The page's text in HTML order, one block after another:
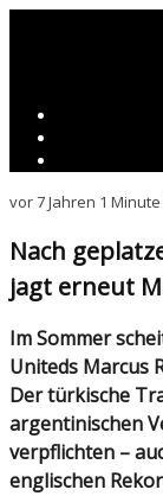
vor 7 Jahren 1
Nach
jagt erneut
Im Sommer scheiterte eine Leihe von Manchester
Uniteds Marcus
Der türkische
argentinischen
verpflichten –
englischen